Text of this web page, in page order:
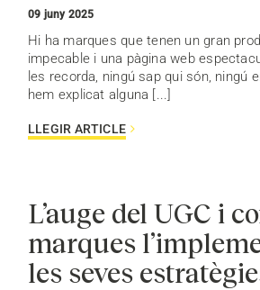
09 juny 2025
Hi ha marques que tenen un gran
impecable i una pàgina web
les recorda, ningú sap qui són, ningú
hem explicat alguna [...]
LLEGIR ARTICLE
L’auge del UGC i
marques
les seves